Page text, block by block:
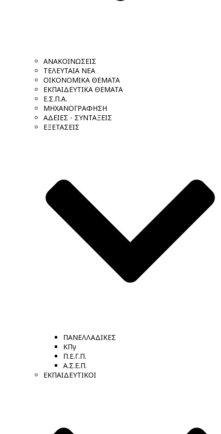
ΑΝΑΚΟΙΝΩΣΕΙΣ
ΤΕΛΕΥΤΑΙΑ ΝΕΑ
ΟΙΚΟΝΟΜΙΚΑ ΘΕΜΑΤΑ
ΕΚΠΑΙΔΕΥΤΙΚΑ ΘΕΜΑΤΑ
Ε.Σ.Π.Α.
ΜΗΧΑΝΟΓΡΑΦΗΣΗ
ΑΔΕΙΕΣ - ΣΥΝΤΑΞΕΙΣ
ΕΞΕΤΑΣΕΙΣ
ΠΑΝΕΛΛΑΔΙΚΕΣ
ΚΠγ
Π.Ε.Γ.Π.
Α.Σ.Ε.Π.
ΕΚΠΑΙΔΕΥΤΙΚΟΙ